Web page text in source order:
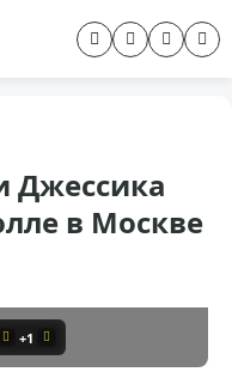
Джессика
в Москве
+1